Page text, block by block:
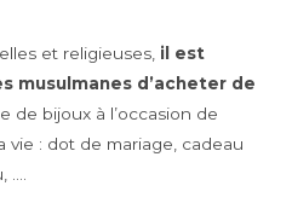
et religieuses, il est
musulmanes d’acheter de
de bijoux à l’occasion de
vie : dot de mariage, cadeau
….